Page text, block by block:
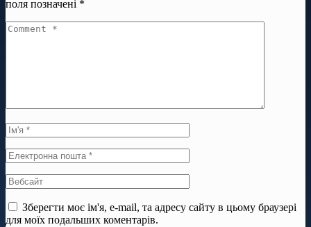
поля позначені *
Зберегти моє ім'я, e-mail, та адресу сайту в цьому браузері
для моїх подальших коментарів.